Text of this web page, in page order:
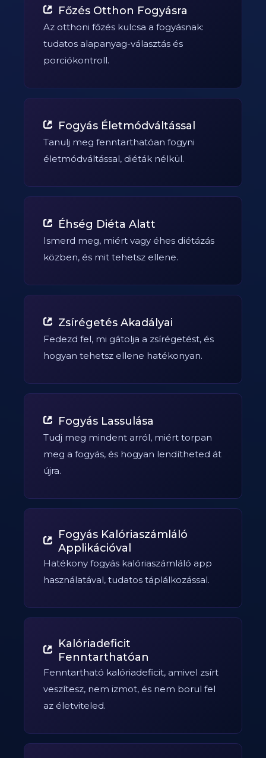
Főzés Otthon Fogyásra
Az otthoni főzés kulcsa a fogyásnak:
tudatos alapanyag-választás és
porciókontroll.
Fogyás Életmódváltással
Tanulj meg fenntarthatóan fogyni
életmódváltással, diéták nélkül.
Éhség Diéta Alatt
Ismerd meg, miért vagy éhes diétázás
közben, és mit tehetsz ellene.
Zsírégetés Akadályai
Fedezd fel, mi gátolja a zsírégetést, és
hogyan tehetsz ellene hatékonyan.
Fogyás Lassulása
Tudj meg mindent arról, miért torpan
meg a fogyás, és hogyan lendítheted át
újra.
Fogyás Kalóriaszámláló
Applikációval
Hatékony fogyás kalóriaszámláló app
használatával, tudatos táplálkozással.
Kalóriadeficit
Fenntarthatóan
Fenntartható kalóriadeficit, amivel zsírt
veszítesz, nem izmot, és nem borul fel
az életviteled.